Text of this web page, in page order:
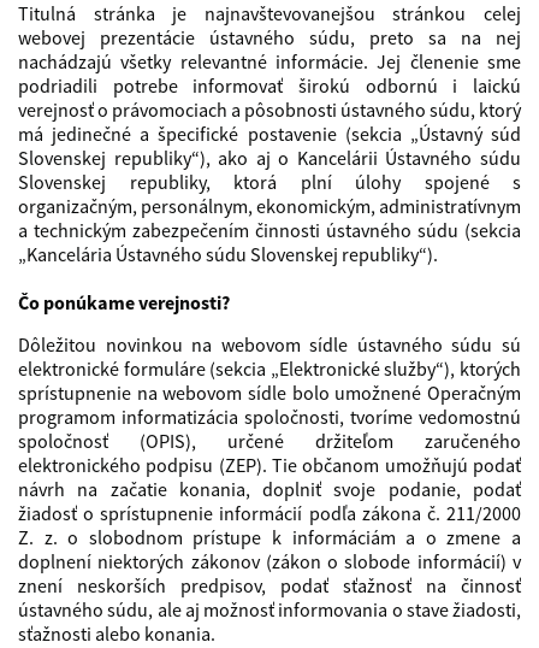
Titulná stránka je najnavštevovanejšou stránkou celej
webovej prezentácie ústavného súdu, preto sa na nej
nachádzajú všetky relevantné informácie. Jej členenie sme
podriadili potrebe informovať širokú odbornú i laickú
verejnosť o právomociach a pôsobnosti ústavného súdu, ktorý
má jedinečné a špecifické postavenie (sekcia „Ústavný súd
Slovenskej republiky“), ako aj o Kancelárii Ústavného súdu
Slovenskej republiky, ktorá plní úlohy spojené s
organizačným, personálnym, ekonomickým, administratívnym
a technickým zabezpečením činnosti ústavného súdu (sekcia
„Kancelária Ústavného súdu Slovenskej republiky“).
Čo ponúkame verejnosti?
Dôležitou novinkou na webovom sídle ústavného súdu sú
elektronické formuláre (sekcia „Elektronické služby“), ktorých
sprístupnenie na webovom sídle bolo umožnené Operačným
programom informatizácia spoločnosti, tvoríme vedomostnú
spoločnosť (OPIS), určené držiteľom zaručeného
elektronického podpisu (ZEP). Tie občanom umožňujú podať
návrh na začatie konania, doplniť svoje podanie, podať
žiadosť o sprístupnenie informácií podľa zákona č. 211/2000
Z. z. o slobodnom prístupe k informáciám a o zmene a
doplnení niektorých zákonov (zákon o slobode informácií) v
znení neskorších predpisov, podať sťažnosť na činnosť
ústavného súdu, ale aj možnosť informovania o stave žiadosti,
sťažnosti alebo konania.